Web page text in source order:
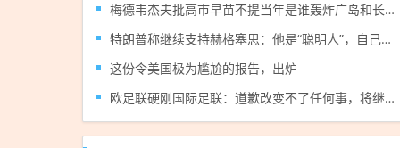
梅德韦杰夫批高市早苗不提当年是谁轰炸广岛和长崎：真是耻辱
特朗普称继续支持赫格塞思：他是“聪明人”，自己仍站在他一边；此前特朗普被指与赫格塞思就弹药短缺问题“起冲突”，白宫回应称是假新闻
这份令美国极为尴尬的报告，出炉
欧足联硬刚国际足联：道歉改变不了任何事，将继续抵制世界杯